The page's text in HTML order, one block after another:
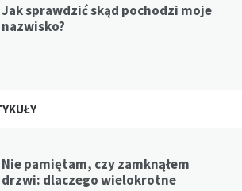
Jak sprawdzić skąd pochodzi moje
nazwisko?
Nie pamiętam, czy zamknąłem
drzwi: dlaczego wielokrotne